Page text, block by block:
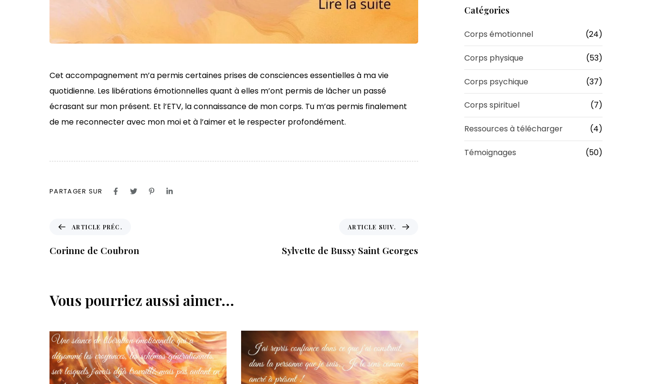
Cet accompagnement m’a permis certaines prises de consciences essentielles à ma vie
quotidienne. Les libérations émotionnelles quant à elles m’ont permis de lâcher un passé
écrasant sur mon présent. Et l’ETV, la connaissance de mon corps. Tu m’as permis finalement
de me reconnecter avec mon moi et à l’aimer et le respecter profondément.
PARTAGER SUR
t
i
p
c
.
ARTICLE PRÉC.
Corinne de Coubron
t
i
v
.
ARTICLE SUIV.
Sylvette de Bussy Saint Georges
Vous pourriez aussi aimer...
Catégories
Corps émotionnel (24)
Corps physique (53)
Corps psychique (37)
Corps spirituel (7)
Ressources à télécharger (4)
Témoignages (50)